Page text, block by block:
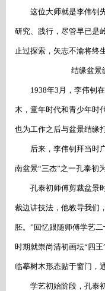
这位大师就是李伟钊
研究、践行，尽管早已是
止过探索，矢志不渝将终
结缘盆景
1938年3月，李伟钊
木，童年时代和青少年时
也为工作之后与盆景结缘
后来，李伟钊拜当时
南盆景“三杰”之一孔泰初
孔泰初师傅剪裁盆景
裁边讲技法，他教导我们
胚。”回忆跟随师傅学艺
时期就崇尚清初画坛“四
临摹树木形态贴于窗门，
学艺初始阶段，孔泰